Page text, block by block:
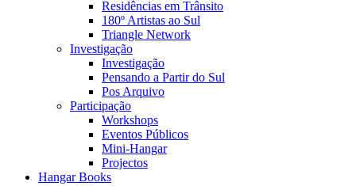
Residências em Trânsito
180º Artistas ao Sul
Triangle Network
Investigação
Investigação
Pensando a Partir do Sul
Pos Arquivo
Participação
Workshops
Eventos Públicos
Mini-Hangar
Projectos
Hangar Books